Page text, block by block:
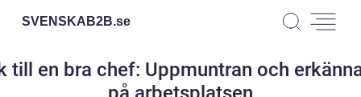
SVENSKAB2B.se
till en bra chef: Uppmuntran och